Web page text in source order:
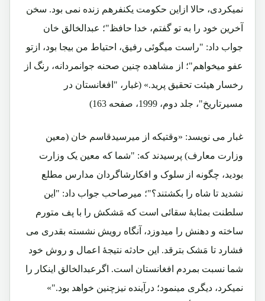
نمیکردی، حالا ازاین حکومت یکنفرهم زنده نمی بود. سخن
آخرین خود را به تو گفتم، خدا حافظ"؛ عبدالخالق خان
جواب داد: "راست میگوئی رفیق، احتیاط من بیجا بود، ازتو
عفو میخواهم"؛ از مشاهده چنین صحنه جوانمردانه، رنگ از
رخسار هیئت تحقیق پرید.» (غبار، "افغانستان در
مسیرتاریخ"، جلد دوم، 1999، صفحه 163)
غبار می نویسد: «وقتیکه از میرسیدقاسم خان (معین
وزارت معارف) پرسیدند که: "شما که معین یک وزارت
بودید، چگونه از سلوک و افکارشاگردان مدارس مطلع
نشدید تا شاه را بکشتند؟"؛ میرصاحب جواب داد: "این
سلطنت بمثابۀ سقائی است که مَشکش را با پف متورم
ساخته و دهنش را میدوزد، آنگاه رویش نشسته بقدری می
فشارد تا مَشک بترقد. این حادثه نتیجۀ اعمال و روش خود
شما نسبت بمردم افغانستان است. اگرعبدالخالق اینکار را
نمیکرد، دیگری مینمود؛ درآینده نیزچنین خواهد بود."»